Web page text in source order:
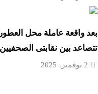
بعد واقعة عاملة محل
تتصاعد بين نقابتى
2 نوفمبر، 2025